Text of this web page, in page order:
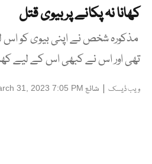
کھانا نہ پکانے پر بیوی قتل
مذکورہ شخص نے اپنی بیوی کو
تھی اور اس نے کبھی اس کے لیے
ویب ڈیسک | شائع 31, 2023 7:05 PM